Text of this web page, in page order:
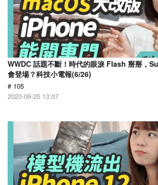
WWDC 話題不斷！時代的眼淚 Flash 掰掰，
會登場？科技小電報(6/26)
# 105
2020-06-25 13:07